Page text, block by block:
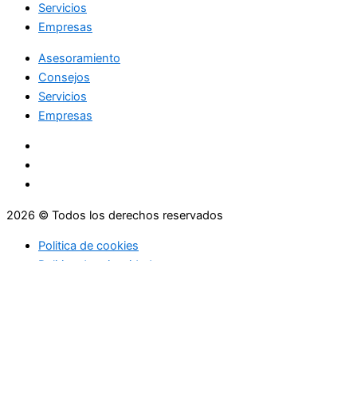
Servicios
Empresas
Asesoramiento
Consejos
Servicios
Empresas
2026 © Todos los derechos reservados
Politica de cookies
Politica de privacidad